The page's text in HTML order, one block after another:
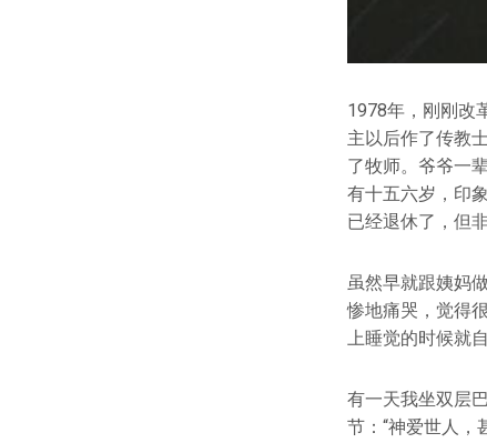
1978年，刚刚改
主以后作了传教
了牧师。爷爷一
有十五六岁，印
已经退休了，但
虽然早就跟姨妈
惨地痛哭，觉得
上睡觉的时候就自
有一天我坐双层
节：“神爱世人，